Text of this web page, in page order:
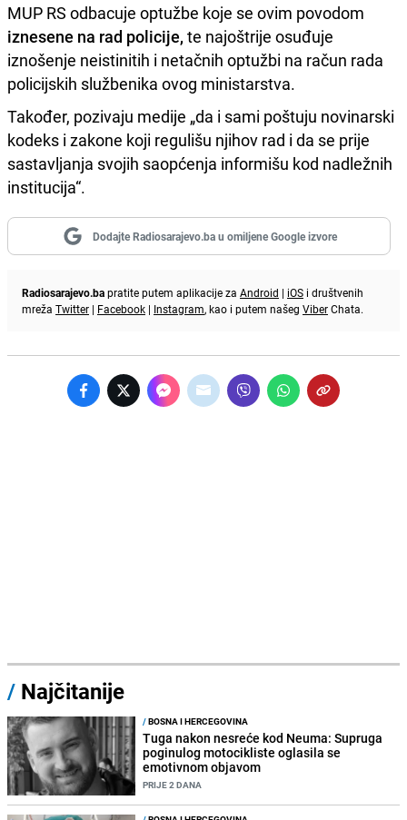
MUP RS odbacuje optužbe koje se ovim povodom
iznesene na rad policije, te najoštrije osuđuje
iznošenje neistinitih i netačnih optužbi na račun rada
policijskih službenika ovog ministarstva.
Također, pozivaju medije „da i sami poštuju novinarski
kodeks i zakone koji regulišu njihov rad i da se prije
sastavljanja svojih saopćenja informišu kod nadležnih
institucija“.
Dodajte Radiosarajevo.ba u omiljene Google izvore
Radiosarajevo.bapratite putem aplikacije za Android | iOS i društvenih
mreža Twitter | Facebook | Instagram, kao i putem našeg ViberChata.
/ Najčitanije
/BOSNA I HERCEGOVINA
Tuga nakon nesreće kod Neuma: Supruga
poginulog motocikliste oglasila se
emotivnom objavom
PRIJE 2 DANA